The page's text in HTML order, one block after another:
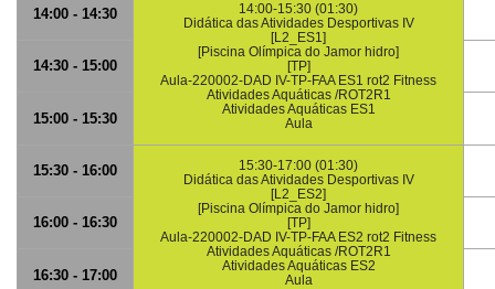
14:00 - 14:30
14:00-15:30 (01:30)
Didática das Atividades Desportivas IV
[L2_ES1]
[Piscina Olímpica do Jamor hidro]
[TP]
Aula-220002-DAD IV-TP-FAA ES1 rot2 Fitness
Atividades Aquáticas /ROT2R1
Atividades Aquáticas ES1
Aula
14:30 - 15:00
15:00 - 15:30
15:30 - 16:00
15:30-17:00 (01:30)
Didática das Atividades Desportivas IV
[L2_ES2]
[Piscina Olímpica do Jamor hidro]
[TP]
Aula-220002-DAD IV-TP-FAA ES2 rot2 Fitness
Atividades Aquáticas /ROT2R1
Atividades Aquáticas ES2
Aula
16:00 - 16:30
16:30 - 17:00